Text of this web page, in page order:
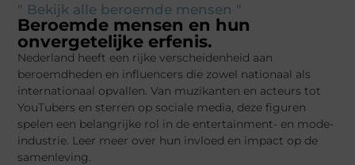
" Bekijk alle beroemde mensen "
Beroemde mensen en hun
onvergetelijke erfenis.
Nederland heeft een rijke verscheidenheid aan
beroemdheden en influencers die zowel nationaal als
internationaal opvallen. Van muzikanten en acteurs tot
YouTubers en sterren op sociale media, deze figuren
spelen een belangrijke rol in de entertainment- en mode-
industrie. Leer meer over hun invloed en impact op de
samenleving.